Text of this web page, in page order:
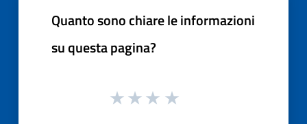
Quanto sono chiare le informazioni
su questa pagina?